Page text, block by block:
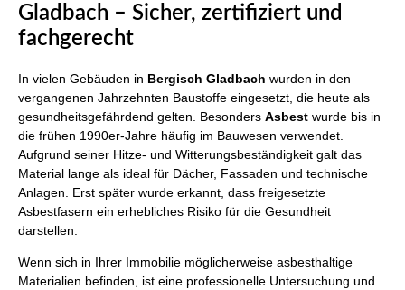
Gladbach – Sicher, zertifiziert und
fachgerecht
In vielen Gebäuden in Bergisch Gladbach wurden in den
vergangenen Jahrzehnten Baustoffe eingesetzt, die heute als
gesundheitsgefährdend gelten. Besonders Asbest wurde bis in
die frühen 1990er-Jahre häufig im Bauwesen verwendet.
Aufgrund seiner Hitze- und Witterungsbeständigkeit galt das
Material lange als ideal für Dächer, Fassaden und technische
Anlagen. Erst später wurde erkannt, dass freigesetzte
Asbestfasern ein erhebliches Risiko für die Gesundheit
darstellen.
Wenn sich in Ihrer Immobilie möglicherweise asbesthaltige
Materialien befinden, ist eine professionelle Untersuchung und